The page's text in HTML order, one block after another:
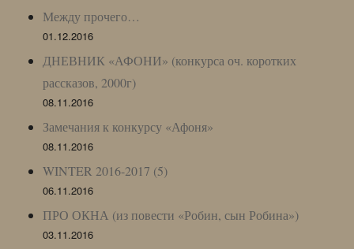
Между прочего…
01.12.2016
ДНЕВНИК «АФОНИ» (конкурса оч. коротких
рассказов, 2000г)
08.11.2016
Замечания к конкурсу «Афоня»
08.11.2016
WINTER 2016-2017 (5)
06.11.2016
ПРО ОКНА (из повести «Робин, сын Робина»)
03.11.2016